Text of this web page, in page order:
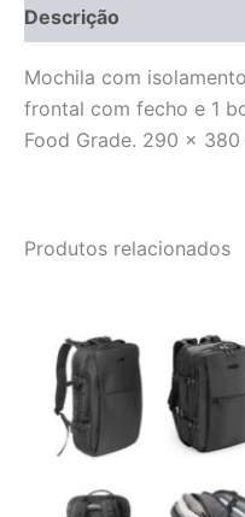
Descrição
Mochila com
frontal com fecho e 1
Food Grade. 290 x
Produtos relacionados